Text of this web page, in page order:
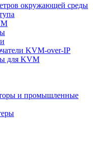
окружающей среды
KVM-over-IP
для KVM
и промышленные